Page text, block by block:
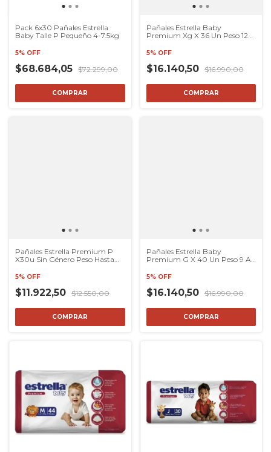
Pack 6x30 Pañales Estrella
Baby Talle P Pequeño 4-7.5kg
5% OFF
$68.684,05 $72.299,00
COMPRAR
Pañales Estrella Baby
Premium Xg X 36 Un Peso 12a
5% OFF
$16.140,50 $16.990,00
COMPRAR
Pañales Estrella Premium P
X30u Sin Género Peso Hasta
5% OFF
$11.922,50 $12.550,00
COMPRAR
Pañales Estrella Baby
Premium G X 40 Un Peso 9 A
5% OFF
$16.140,50 $16.990,00
COMPRAR